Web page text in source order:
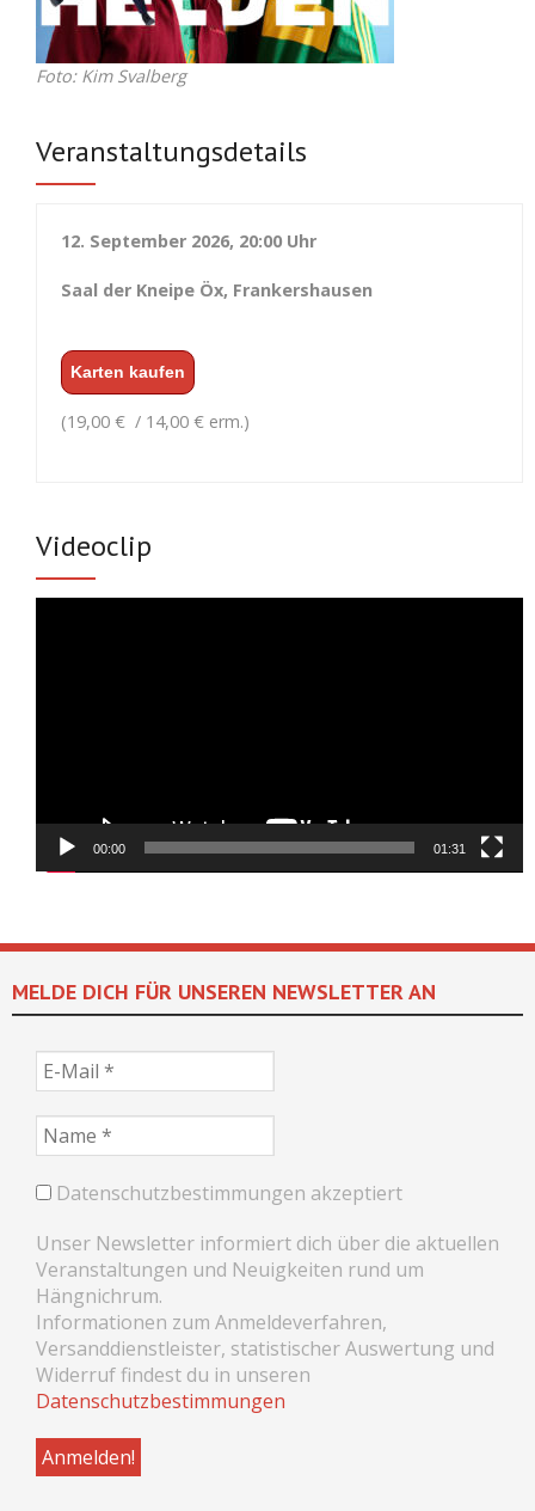
Foto: Kim Svalberg
Veranstaltungsdetails
12. September 2026, 20:00 Uhr
Saal der Kneipe Öx, Frankershausen
Karten kaufen
(19,00 € / 14,00 € erm.)
Videoclip
00:00 01:31
MELDE DICH FÜR UNSEREN NEWSLETTER AN
Datenschutzbestimmungen akzeptiert
Unser Newsletter informiert dich über die aktuellen
Veranstaltungen und Neuigkeiten rund um
Hängnichrum.
Informationen zum Anmeldeverfahren,
Versanddienstleister, statistischer Auswertung und
Widerruf findest du in unseren
Datenschutzbestimmungen